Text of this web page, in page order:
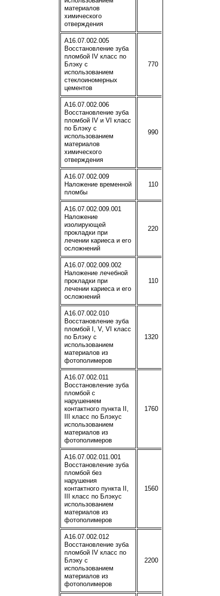
материалов
химического
отверждения
A16.07.002.005
Восстановление зуба
пломбой IV класс по
Блэку с
использованием
стеклоиномерных
цементов
770
A16.07.002.006
Восстановление зуба
пломбой IV и VI класс
по Блэку с
использованием
материалов
химического
отверждения
990
A16.07.002.009
Наложение временной
пломбы
110
A16.07.002.009.001
Наложение
изолирующей
прокладки при
лечении кариеса и его
осложнений
220
A16.07.002.009.002
Наложение лечебной
прокладки при
лечении кариеса и его
осложнений
110
A16.07.002.010
Восстановление зуба
пломбой I, V, VI класс
по Блэку с
использованием
материалов из
фотополимеров
1320
A16.07.002.011
Восстановление зуба
пломбой с
нарушением
контактного пункта II,
III класс по Блэкус
использованием
материалов из
фотополимеров
1760
A16.07.002.011.001
Восстановление зуба
пломбой без
нарушения
контактного пункта II,
III класс по Блэкус
использованием
материалов из
фотополимеров
1560
A16.07.002.012
Восстановление зуба
пломбой IV класс по
Блэку с
использованием
материалов из
фотополимеров
2200